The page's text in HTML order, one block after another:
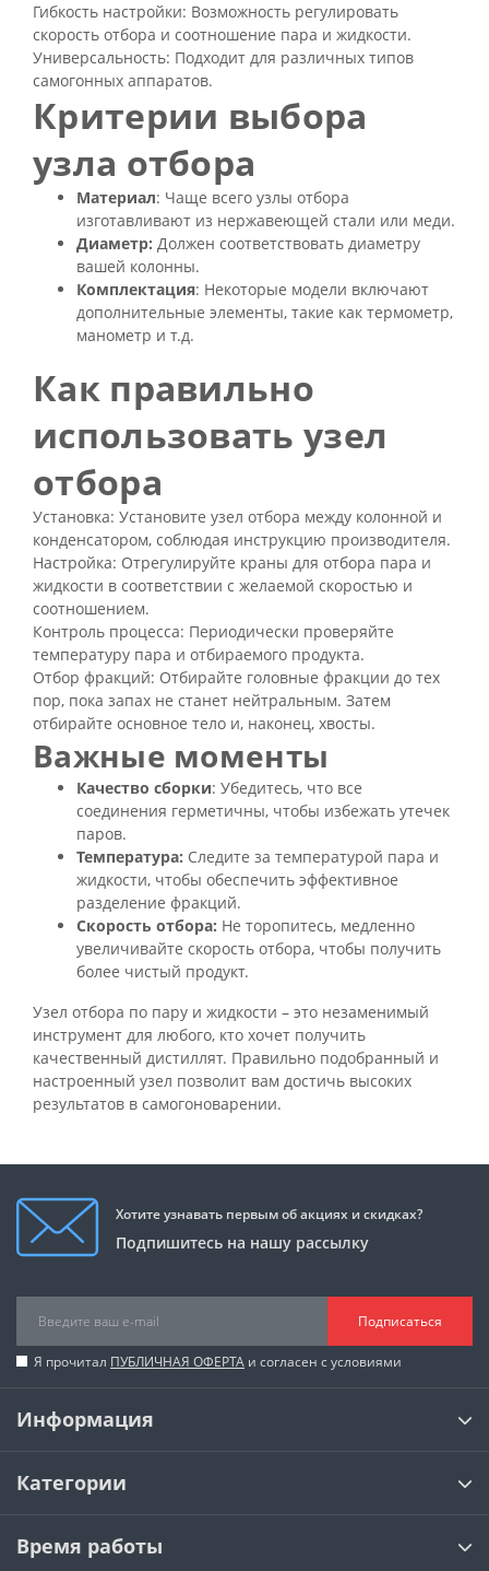
Гибкость настройки: Возможность регулировать
скорость отбора и соотношение пара и жидкости.
Универсальность: Подходит для различных типов
самогонных аппаратов.
Критерии выбора
узла отбора
Материал: Чаще всего узлы отбора
изготавливают из нержавеющей стали или меди.
Диаметр: Должен соответствовать диаметру
вашей колонны.
Комплектация: Некоторые модели включают
дополнительные элементы, такие как термометр,
манометр и т.д.
Как правильно
использовать узел
отбора
Установка: Установите узел отбора между колонной и
конденсатором, соблюдая инструкцию производителя.
Настройка: Отрегулируйте краны для отбора пара и
жидкости в соответствии с желаемой скоростью и
соотношением.
Контроль процесса: Периодически проверяйте
температуру пара и отбираемого продукта.
Отбор фракций: Отбирайте головные фракции до тех
пор, пока запах не станет нейтральным. Затем
отбирайте основное тело и, наконец, хвосты.
Важные моменты
Качество сборки: Убедитесь, что все
соединения герметичны, чтобы избежать утечек
паров.
Температура: Следите за температурой пара и
жидкости, чтобы обеспечить эффективное
разделение фракций.
Скорость отбора: Не торопитесь, медленно
увеличивайте скорость отбора, чтобы получить
более чистый продукт.
Узел отбора по пару и жидкости – это незаменимый
инструмент для любого, кто хочет получить
качественный дистиллят. Правильно подобранный и
настроенный узел позволит вам достичь высоких
результатов в самогоноварении.
Хотите узнавать первым об акциях и скидках?
Подпишитесь на нашу рассылку
Подписаться
Я прочитал ПУБЛИЧНАЯ ОФЕРТА и согласен с условиями
Информация
Категории
Время работы